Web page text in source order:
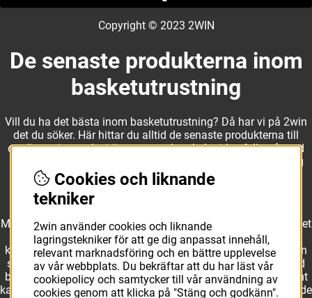
Copyright © 2023 2WIN
De senaste produkterna inom
basketutrustning
Vill du ha det bästa inom basketutrustning? Då har vi på 2win
det du söker. Här hittar du alltid de senaste produkterna till
otroliga priser, och vi är noga med att hela tiden fylla på med
nyheter i webbshopen. Det gör oss till ett naturligt val för dig
som vill ha utrustning som överträffar alla andra märken.
Med ett av Sveriges största kläd- och skosortiment inom basket
kan vi erbjuda allt som du eller din klubb behöver. Välj ut
kvalitativa basketbollar och basketskor från välkända märken
som Molten, Nike, Adidas och Spalding och komplettera med
basketkläder från Jordan. I vårt breda och prisvärda sortiment
kan vi erbjuda matchkläder som ger maximal rörelsefrihet, både
Cookies och liknande
tekniker
2win använder cookies och liknande
lagringstekniker för att ge dig anpassat innehåll,
relevant marknadsföring och en bättre upplevelse
av vår webbplats. Du bekräftar att du har läst vår
cookiepolicy och samtycker till vår användning av
cookies genom att klicka på "Stäng och godkänn".